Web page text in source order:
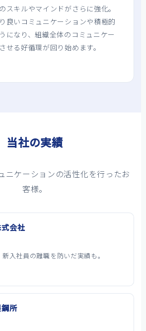
スキルやマインドがさらに強化。
良いコミュニケーションや積極的
になり、組織全体のコミュニケー
せる好循環が回り始めます。
当社の実績
ニケーションの活性化を行ったお
客様。
会社
入社員の離職を防いだ実績も。
所